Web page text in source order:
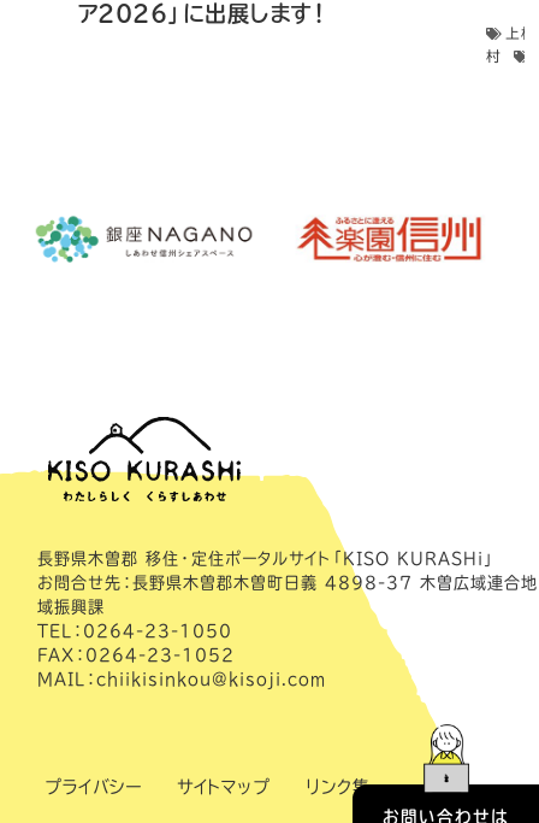
ア2026」に出展します！
上
村
お問い合わせは
長野県木曽郡 移住・定住ポータルサイト「KISO KURASHi」
お問合せ先：長野県木曽郡木曽町日義 4898-37 木曽広域連合地
域振興課
TEL：0264-23-1050
FAX：0264-23-1052
MAIL：chiikisinkou@kisoji.com
プライバシー サイトマップ リンク集